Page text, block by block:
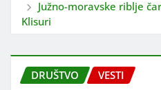
Južno-moravske riblje
Klisuri
DRUŠTVO VESTI